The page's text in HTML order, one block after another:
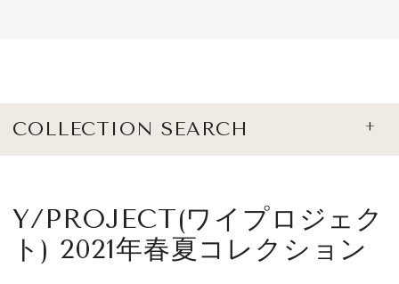
JEWELRY & WATCH
CULTURE
COLLECTION SEARCH
Y/PROJECT(ワイプロジェク
ト) 2021年春夏コレクション